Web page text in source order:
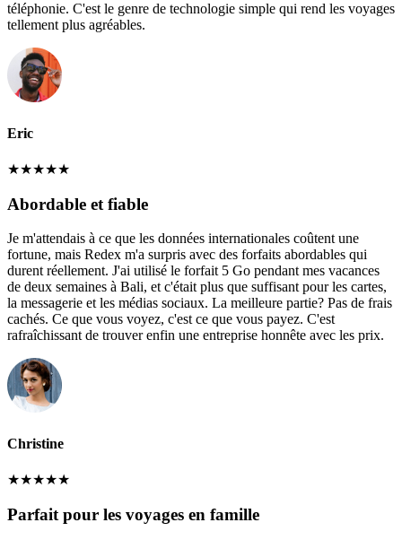
téléphonie. C'est le genre de technologie simple qui rend les voyages
tellement plus agréables.
Eric
★★★★★
Abordable et fiable
Je m'attendais à ce que les données internationales coûtent une
fortune, mais Redex m'a surpris avec des forfaits abordables qui
durent réellement. J'ai utilisé le forfait 5 Go pendant mes vacances
de deux semaines à Bali, et c'était plus que suffisant pour les cartes,
la messagerie et les médias sociaux. La meilleure partie? Pas de frais
cachés. Ce que vous voyez, c'est ce que vous payez. C'est
rafraîchissant de trouver enfin une entreprise honnête avec les prix.
Christine
★★★★★
Parfait pour les voyages en famille